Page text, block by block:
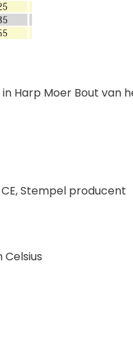
Harp Moer Bout van
Stempel producent